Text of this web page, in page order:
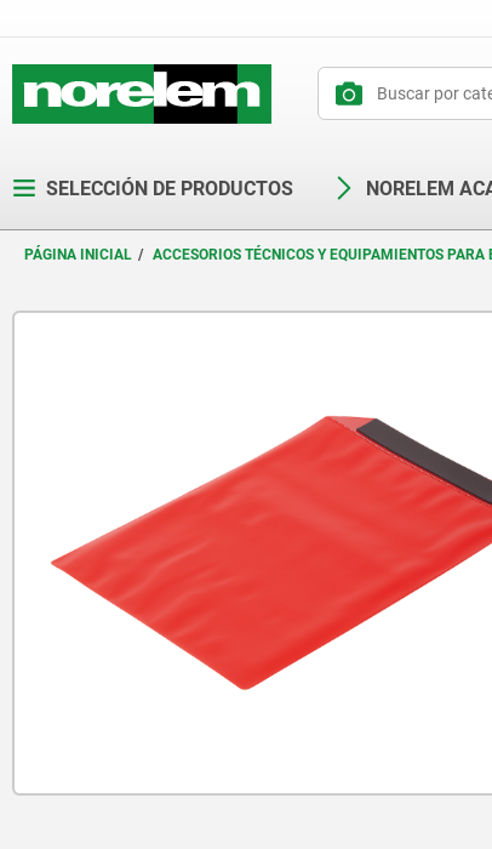
SELECCIÓN DE PRODUCTOS NORELEM
PÁGINA INICIAL ACCESORIOS TÉCNICOS Y EQUIPAMIENTOS PARA